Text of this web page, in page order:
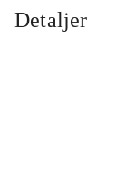
Detaljer